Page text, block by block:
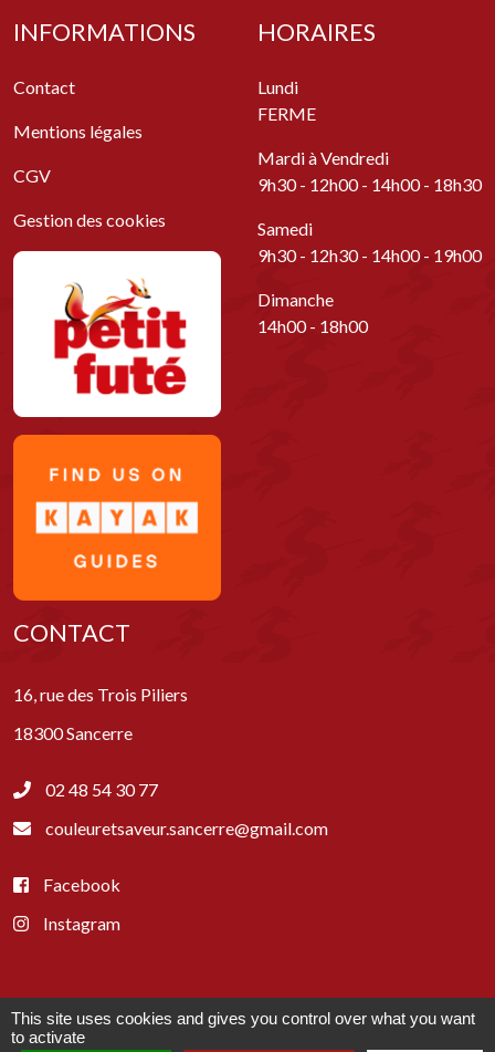
INFORMATIONS
Contact
Mentions légales
CGV
Gestion des cookies
HORAIRES
Lundi
FERME
Mardi à Vendredi
9h30 - 12h00 - 14h00 - 18h30
Samedi
9h30 - 12h30 - 14h00 - 19h00
Dimanche
14h00 - 18h00
CONTACT
16, rue des Trois Piliers
18300 Sancerre
02 48 54 30 77
couleuretsaveur.sancerre@gmail.com
Facebook
Instagram
Paiements acceptés :
This site uses cookies and gives you control over what you want
to activate